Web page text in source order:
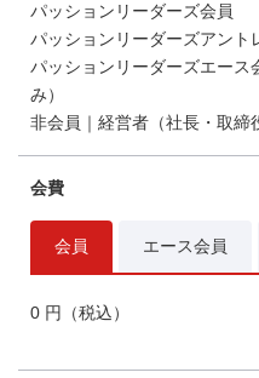
パッションリーダーズ会員
パッションリーダーズアント
パッションリーダーズエース
み）
非会員｜経営者（社長・取締
会費
会員 エース会員
0 円（税込）